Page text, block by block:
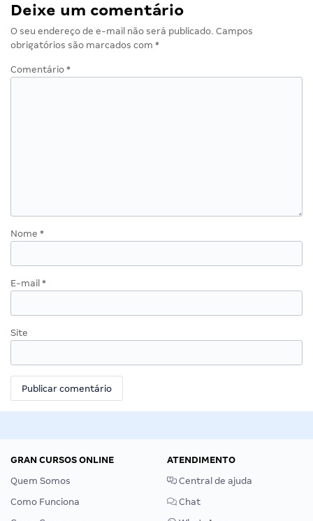
Deixe um comentário
O seu endereço de e-mail não será publicado. Campos
obrigatórios são marcados com *
Comentário *
Nome *
E-mail *
Site
GRAN CURSOS ONLINE
Quem Somos
Como Funciona
ATENDIMENTO
Central de ajuda
Chat